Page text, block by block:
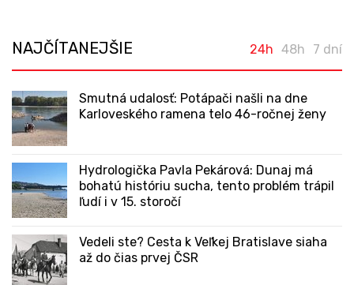
NAJČÍTANEJŠIE 24h 48h 7 dní
Smutná udalosť: Potápači našli na dne
Karloveského ramena telo 46-ročnej ženy
Hydrologička Pavla Pekárová: Dunaj má
bohatú históriu sucha, tento problém trápil
ľudí i v 15. storočí
Vedeli ste? Cesta k Veľkej Bratislave siaha
až do čias prvej ČSR